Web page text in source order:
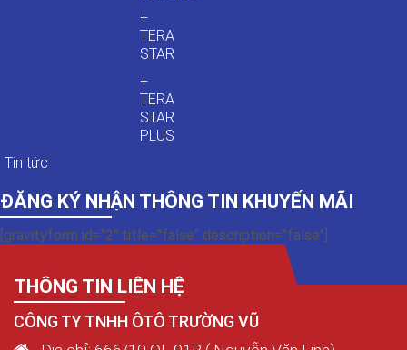
+
TERA
STAR
+
TERA
STAR
PLUS
Tin tức
ĐĂNG KÝ NHẬN THÔNG TIN KHUYẾN MÃI
[gravityform id="2" title="false" description="false"]
THÔNG TIN LIÊN HỆ
CÔNG TY TNHH ÔTÔ TRƯỜNG VŨ